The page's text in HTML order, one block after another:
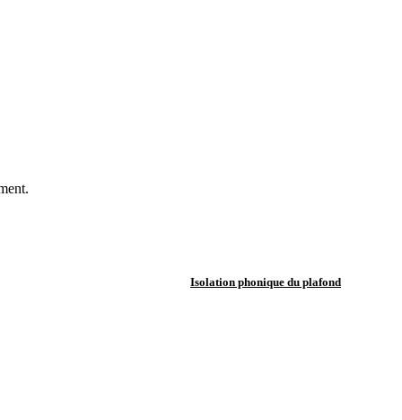
Isolation phonique du plafond